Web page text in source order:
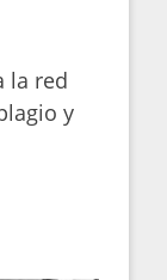
la red
y